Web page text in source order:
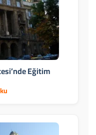
Eğitim